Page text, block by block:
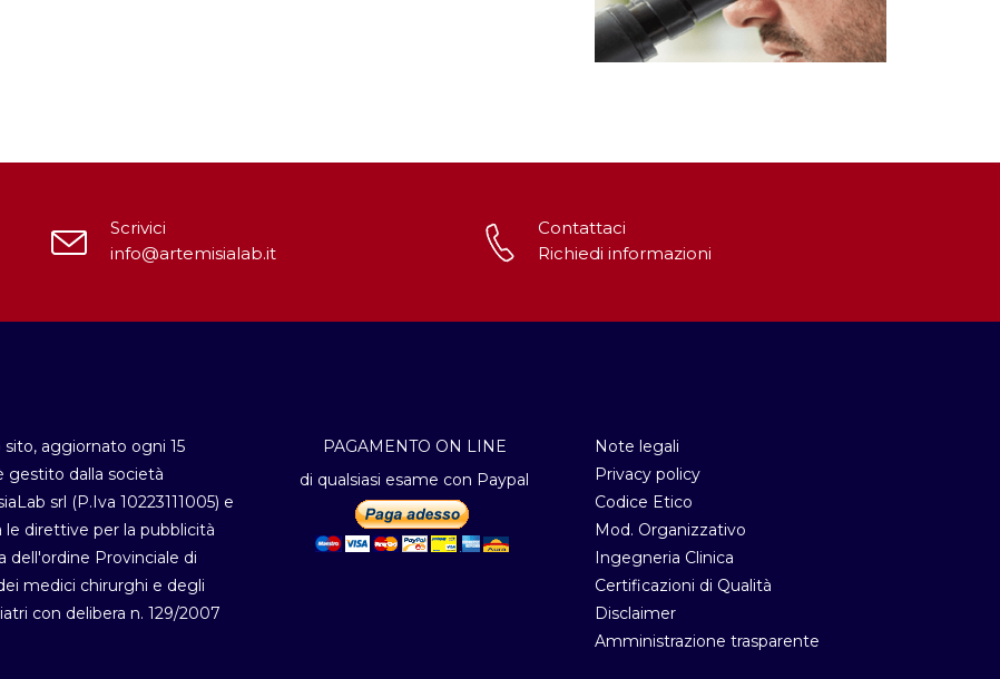
Scrivici
info@artemisialab.it
Contattaci
Richiedi informazioni
sito, aggiornato ogni 15
gestito dalla società
srl (P.Iva 10223111005) e
le direttive per la pubblicità
dell'ordine Provinciale di
medici chirurghi e degli
con delibera n. 129/2007
PAGAMENTO ON LINE
di qualsiasi esame con Paypal
Note legali
Privacy policy
Codice Etico
Mod. Organizzativo
Ingegneria Clinica
Certificazioni di Qualità
Disclaimer
Amministrazione trasparente